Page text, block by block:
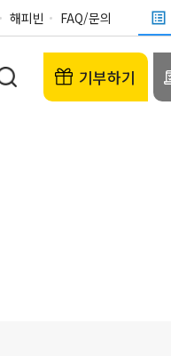
해피빈 FAQ/문의
기부하기